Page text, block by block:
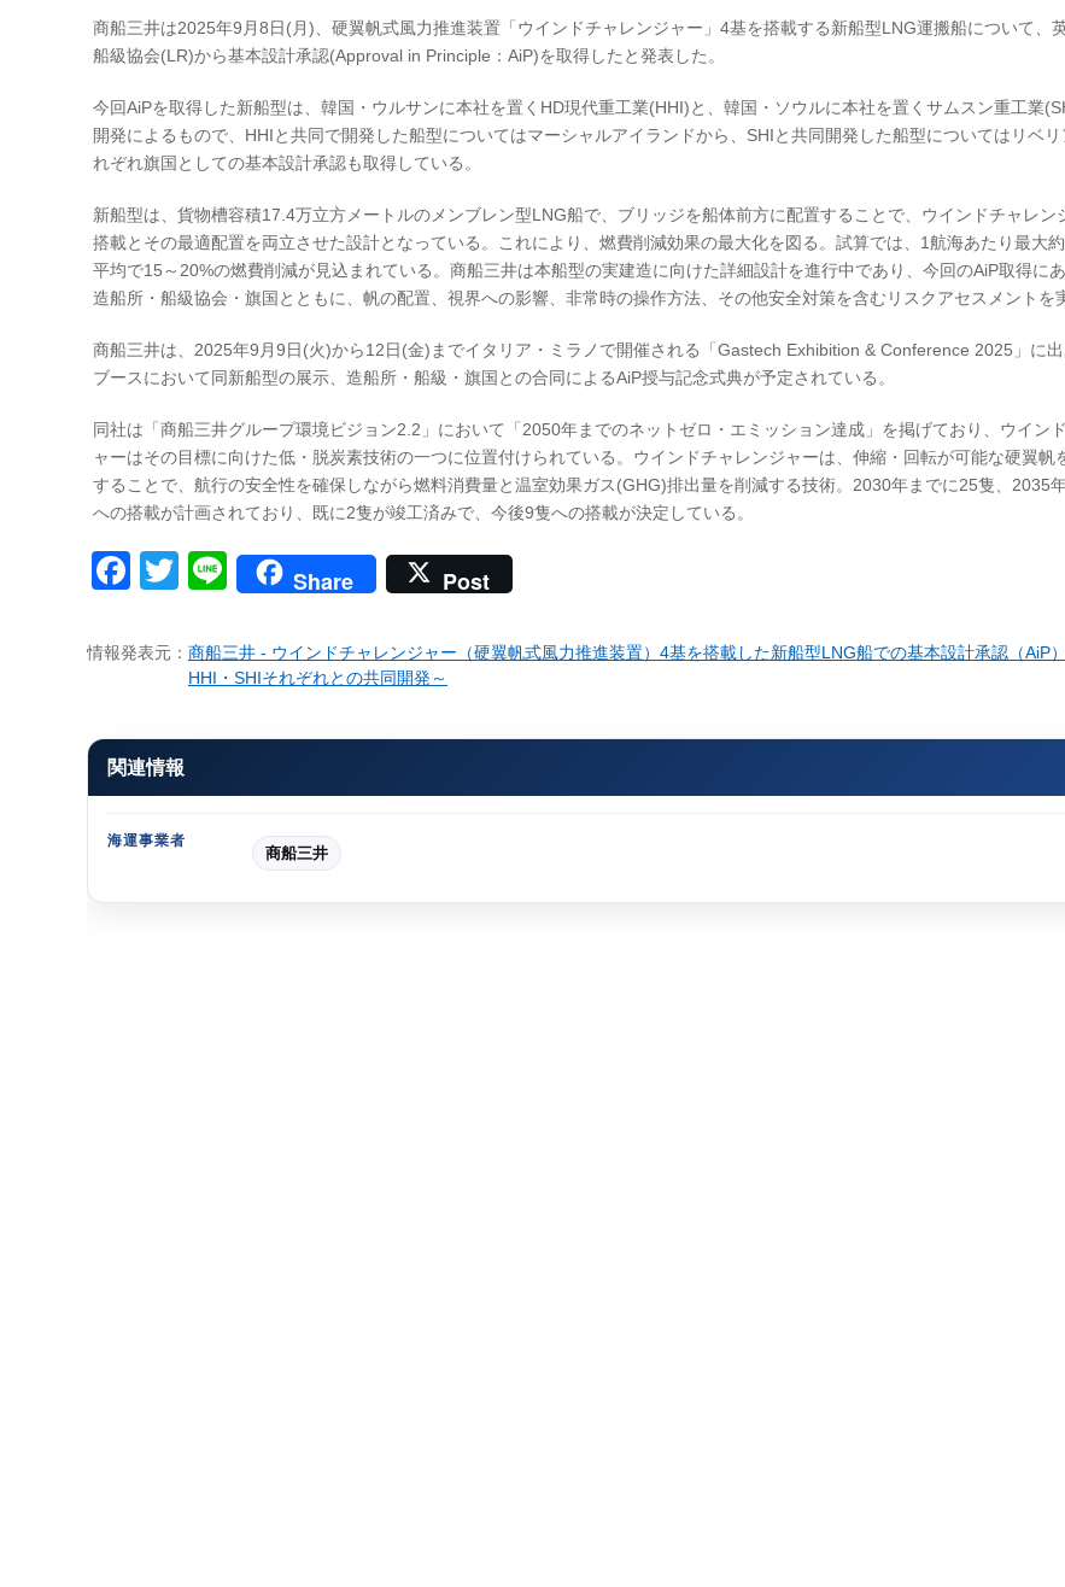
商船三井は2025年9月8日(月)、硬翼帆式風力推進装置「ウインドチャレンジャー」4基を搭載する新船型LNG運搬船について、
船級協会(LR)から基本設計承認(Approval in Principle：AiP)を取得したと発表した。
今回AiPを取得した新船型は、韓国・ウルサンに本社を置くHD現代重工業(HHI)と、韓国・ソウルに本社を置くサムスン重工業
開発によるもので、HHIと共同で開発した船型についてはマーシャルアイランドから、SHIと共同開発した船型についてはリベ
れぞれ旗国としての基本設計承認も取得している。
新船型は、貨物槽容積17.4万立方メートルのメンブレン型LNG船で、ブリッジを船体前方に配置することで、ウインドチャレン
搭載とその最適配置を両立させた設計となっている。これにより、燃費削減効果の最大化を図る。試算では、1航海あたり最大
平均で15～20%の燃費削減が見込まれている。商船三井は本船型の実建造に向けた詳細設計を進行中であり、今回のAiP取得にあ
造船所・船級協会・旗国とともに、帆の配置、視界への影響、非常時の操作方法、その他安全対策を含むリスクアセスメントを
商船三井は、2025年9月9日(火)から12日(金)までイタリア・ミラノで開催される「Gastech Exhibition & Conference 2025」に
ブースにおいて同新船型の展示、造船所・船級・旗国との合同によるAiP授与記念式典が予定されている。
同社は「商船三井グループ環境ビジョン2.2」において「2050年までのネットゼロ・エミッション達成」を掲げており、ウイン
ャーはその目標に向けた低・脱炭素技術の一つに位置付けられている。ウインドチャレンジャーは、伸縮・回転が可能な硬翼帆
することで、航行の安全性を確保しながら燃料消費量と温室効果ガス(GHG)排出量を削減する技術。2030年までに25隻、2035
への搭載が計画されており、既に2隻が竣工済みで、今後9隻への搭載が決定している。
Facebook
Twitter
LineShare Post
情報発表元： 商船三井 - ウインドチャレンジャー（硬翼帆式風力推進装置）4基を搭載した新船型LNG船での基本設計承認（AiP
HHI・SHIそれぞれとの共同開発～
関連情報
海運事業者
商船三井